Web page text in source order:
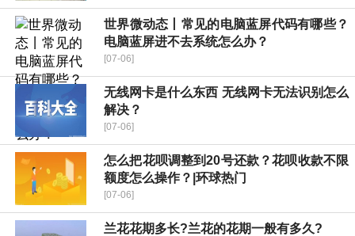
世界微动态丨常见的电脑蓝屏代码有哪些？
电脑蓝屏进不去系统怎么办？
[07-06]
无线网卡是什么东西 无线网卡无法识别怎么
解决？
[07-06]
怎么把花呗调整到20号还款？花呗收款不限
额度怎么操作？|环球热门
[07-06]
兰花花期多长?兰花的花期一般有多久?